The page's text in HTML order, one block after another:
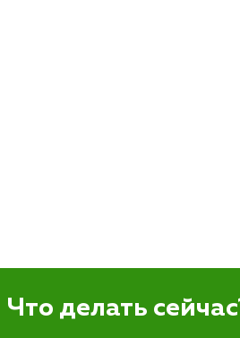
Что делать